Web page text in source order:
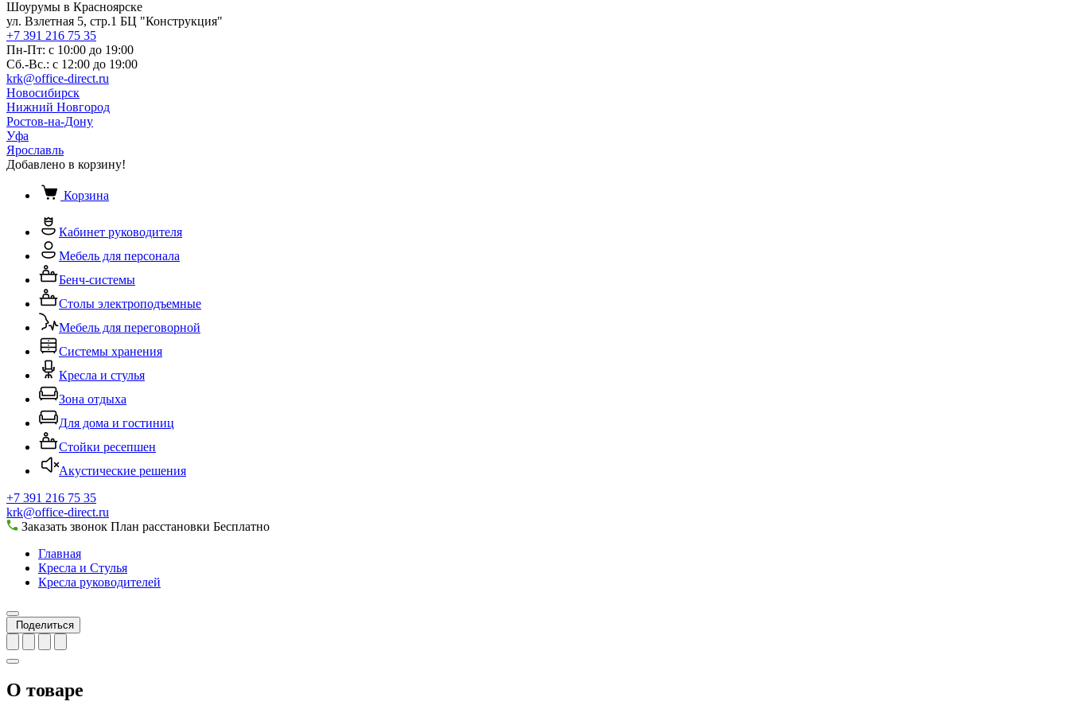
Шоурумы в Красноярске
ул. Взлетная 5, стр.1 БЦ "Конструкция"
+7 391 216 75 35
Пн-Пт: с 10:00 до 19:00
Сб.-Вс.: с 12:00 до 19:00
krk@office-direct.ru
Новосибирск
Нижний Новгород
Ростов-на-Дону
Уфа
Ярославль
Добавлено в корзину!
Корзина
Кабинет руководителя
Мебель для персонала
Бенч-системы
Столы электроподъемные
Мебель для переговорной
Системы хранения
Кресла и стулья
Зона отдыха
Для дома и гостиниц
Стойки ресепшен
Акустические решения
+7 391 216 75 35
krk@office-direct.ru
Заказать звонок План расстановки Бесплатно
Главная
Кресла и Стулья
Кресла руководителей
Поделиться
О товаре